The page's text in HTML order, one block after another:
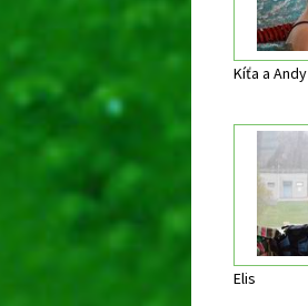
Kíťa a Andy
Elis